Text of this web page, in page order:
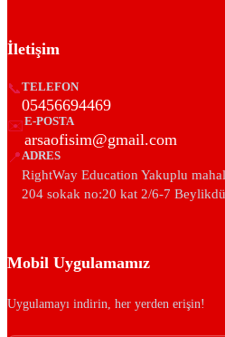
İletişim
📞TELEFON
05456694469
✉️E-POSTA
arsaofisim@gmail.com
📍ADRES
RightWay Education Yakuplu
204 sokak no:20 kat 2/6-7
Mobil Uygulamamız
Uygulamayı indirin, her yerden erişin!